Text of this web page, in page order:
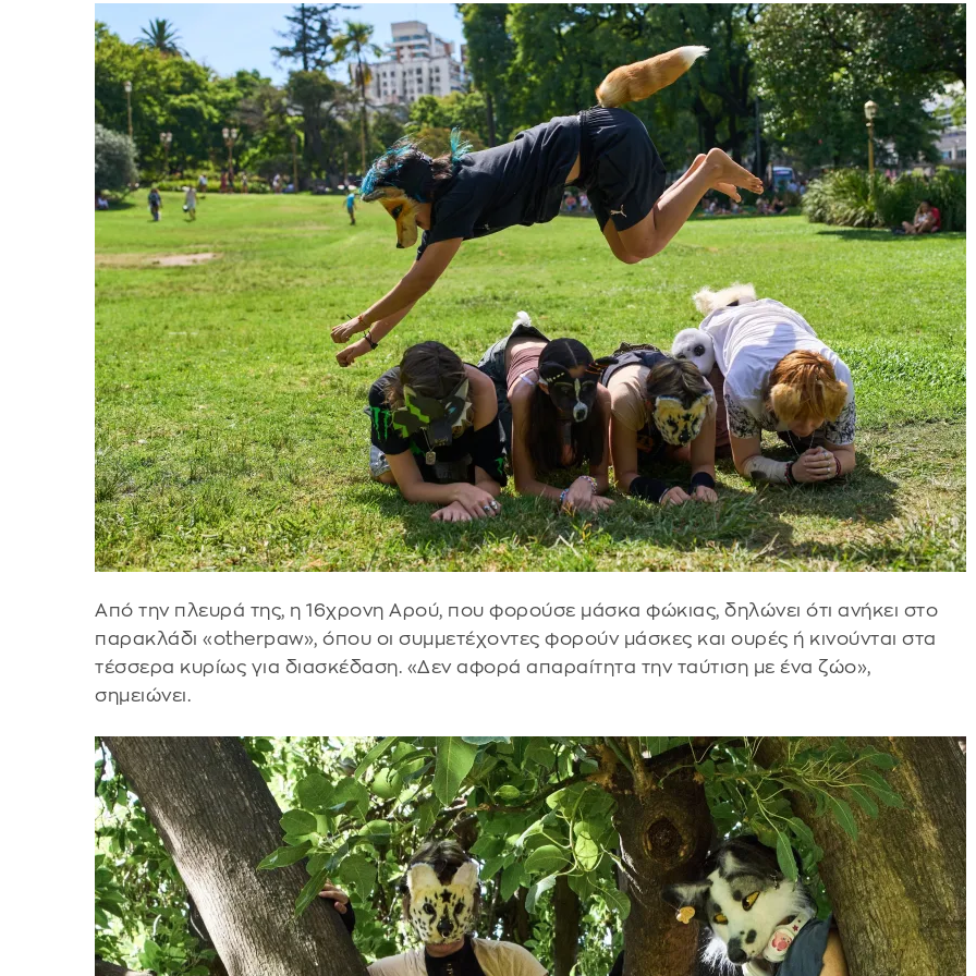
Από την πλευρά της, η 16χρονη Αρού, που φορούσε μάσκα φώκιας, δηλώνει ότι ανήκει στο
παρακλάδι «otherpaw», όπου οι συμμετέχοντες φορούν μάσκες και ουρές ή κινούνται στα
τέσσερα κυρίως για διασκέδαση. «Δεν αφορά απαραίτητα την ταύτιση με ένα ζώο»,
σημειώνει.